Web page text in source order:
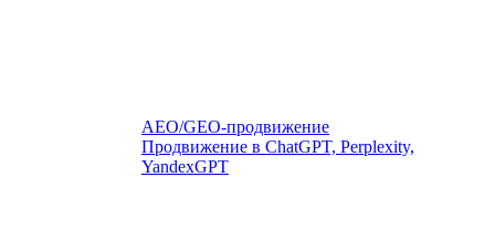
AEO/GEO-продвижение
Продвижение в ChatGPT, Perplexity,
YandexGPT